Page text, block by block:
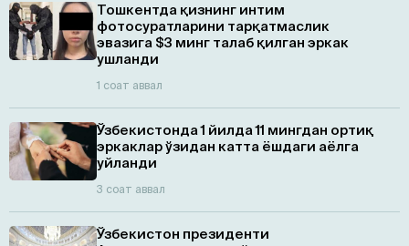
Тошкентда қизнинг интим
фотосуратларини тарқатмаслик
эвазига $3 минг талаб қилган эркак
ушланди
1 соат аввал
Ўзбекистонда 1 йилда 11 мингдан ортиқ
эркаклар ўзидан катта ёшдаги аёлга
уйланди
3 соат аввал
Ўзбекистон президенти